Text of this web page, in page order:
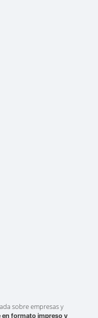
sobre empresas y
en formato impreso y